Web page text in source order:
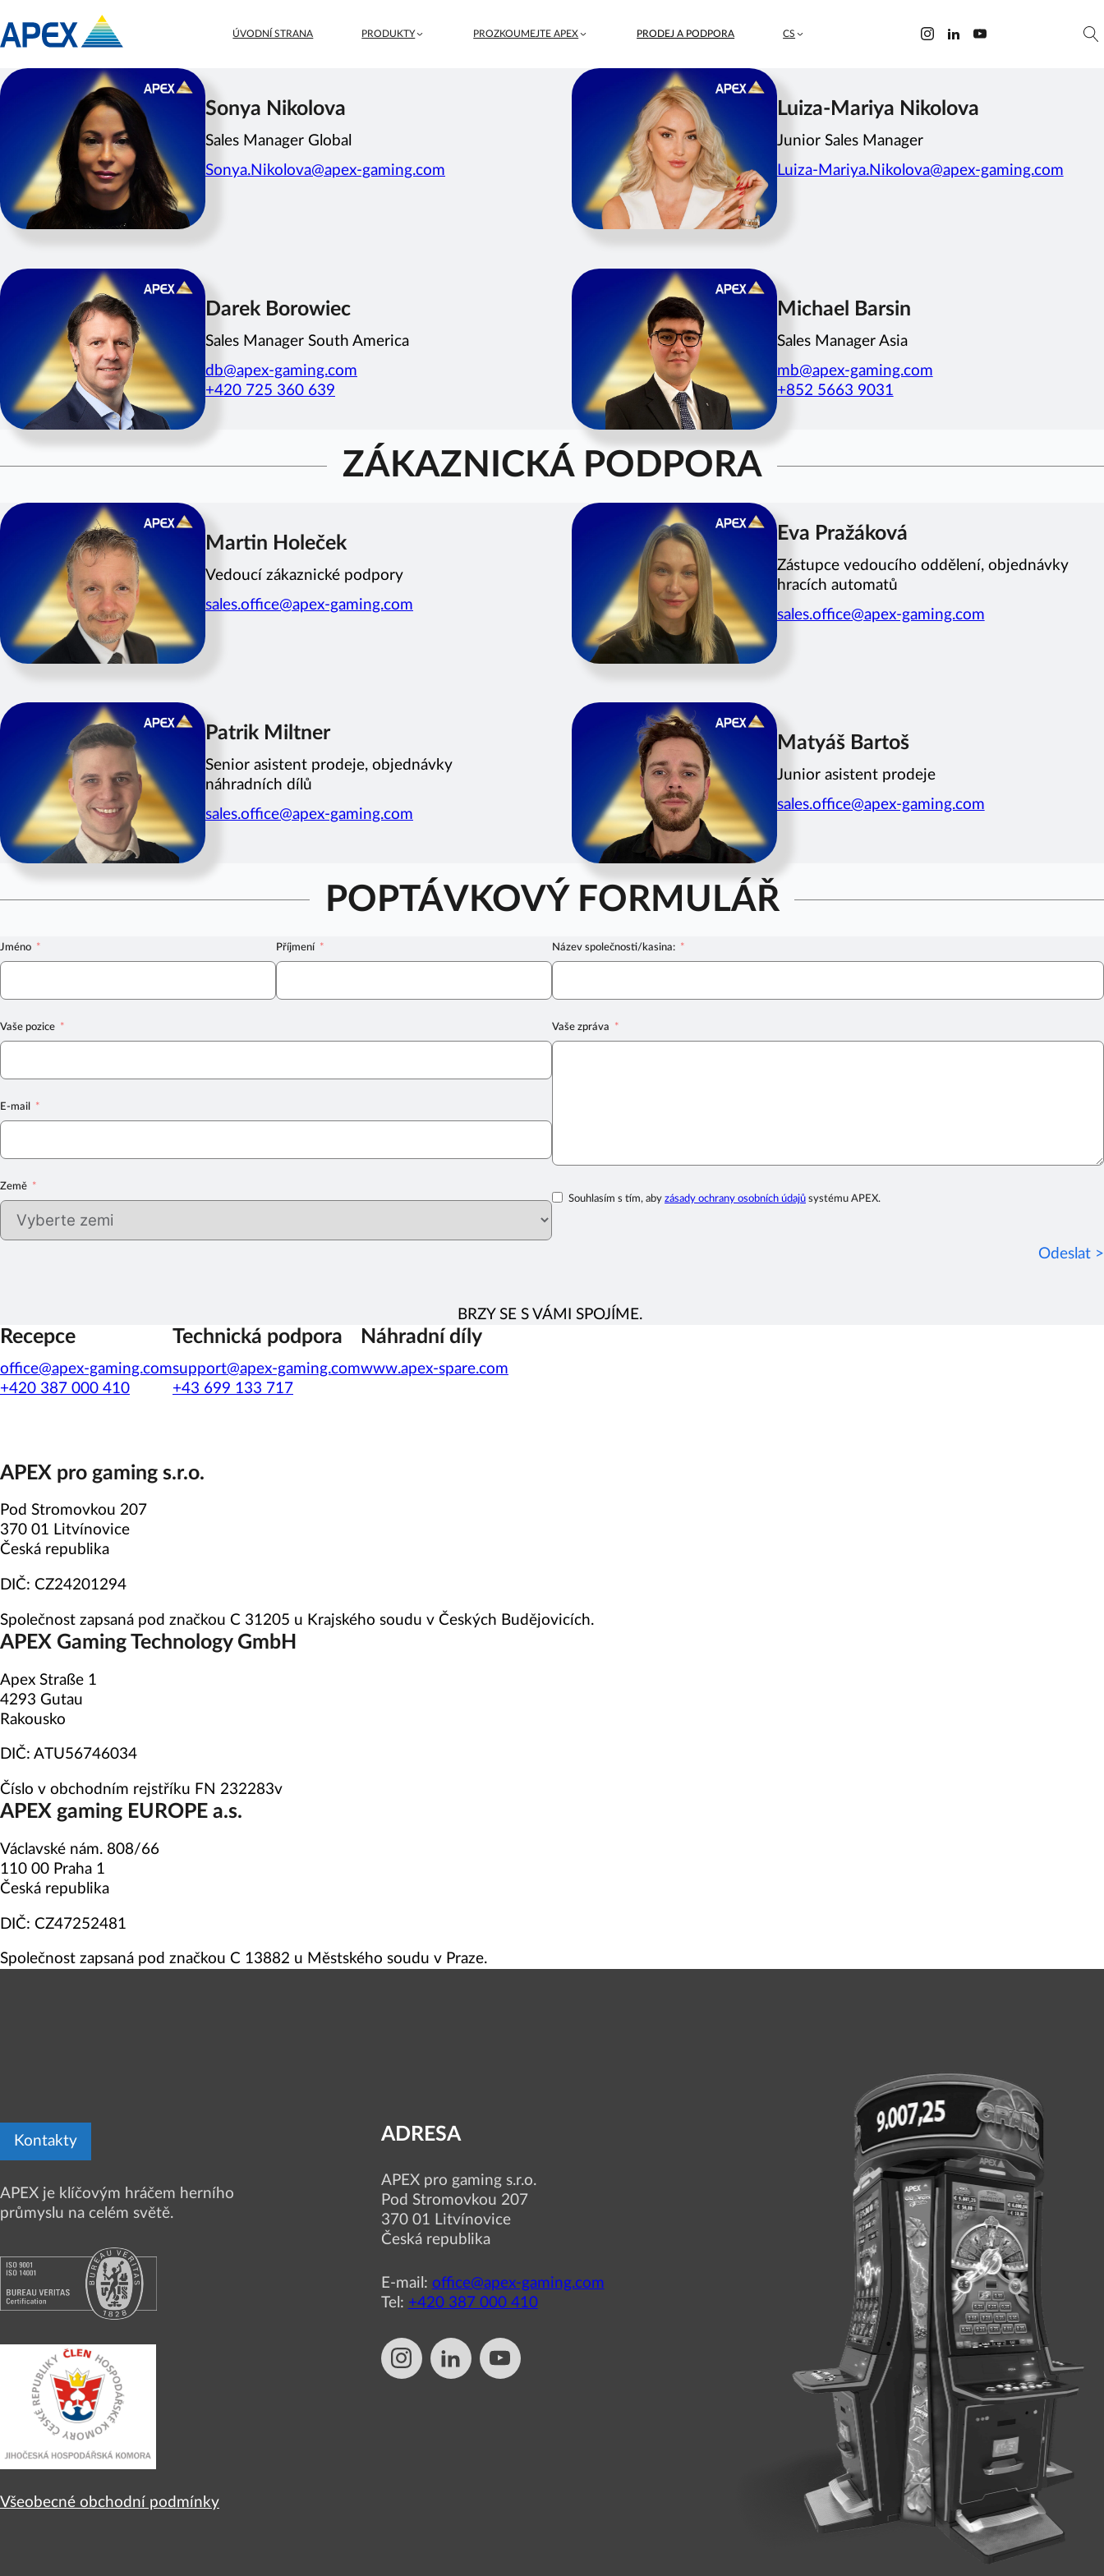
ÚVODNÍ STRANA PRODUKTY PROZKOUMEJTE APEX PRODEJ A PODPORA CS
Sonya Nikolova
Sales Manager Global
Sonya.Nikolova@apex-gaming.com
Luiza-Mariya Nikolova
Junior Sales Manager
Luiza-Mariya.Nikolova@apex-gaming.com
Darek Borowiec
Sales Manager South America
db@apex-gaming.com
+420 725 360 639
Michael Barsin
Sales Manager Asia
mb@apex-gaming.com
+852 5663 9031
ZÁKAZNICKÁ PODPORA
Martin Holeček
Vedoucí zákaznické podpory
sales.office@apex-gaming.com
Eva Pražáková
Zástupce vedoucího oddělení, objednávky
hracích automatů
sales.office@apex-gaming.com
Patrik Miltner
Senior asistent prodeje, objednávky
náhradních dílů
sales.office@apex-gaming.com
Matyáš Bartoš
Junior asistent prodeje
sales.office@apex-gaming.com
POPTÁVKOVÝ FORMULÁŘ
Jméno Příjmení
Vaše pozice
E-mail
Země
Název společnosti/kasina:
Vaše zpráva
Souhlasím s tím, aby zásady ochrany osobních údajů systému APEX.
Odeslat >
BRZY SE S VÁMI SPOJÍME.
Recepce
office@apex-gaming.com
+420 387 000 410
Technická podpora
support@apex-gaming.com
+43 699 133 717
Náhradní díly
www.apex-spare.com
APEX pro gaming s.r.o.
Pod Stromovkou 207
370 01 Litvínovice
Česká republika
DIČ: CZ24201294
Společnost zapsaná pod značkou C 31205 u Krajského soudu v Českých Budějovicích.
APEX Gaming Technology GmbH
Apex Straße 1
4293 Gutau
Rakousko
DIČ: ATU56746034
Číslo v obchodním rejstříku FN 232283v
APEX gaming EUROPE a.s.
Václavské nám. 808/66
110 00 Praha 1
Česká republika
DIČ: CZ47252481
Společnost zapsaná pod značkou C 13882 u Městského soudu v Praze.
Kontakty
APEX je klíčovým hráčem herního
průmyslu na celém světě.
Všeobecné obchodní podmínky
ADRESA
APEX pro gaming s.r.o.
Pod Stromovkou 207
370 01 Litvínovice
Česká republika
E-mail: office@apex-gaming.com
Tel: +420 387 000 410